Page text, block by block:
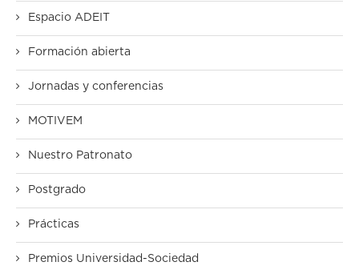
Espacio ADEIT
Formación abierta
Jornadas y conferencias
MOTIVEM
Nuestro Patronato
Postgrado
Prácticas
Premios Universidad-Sociedad